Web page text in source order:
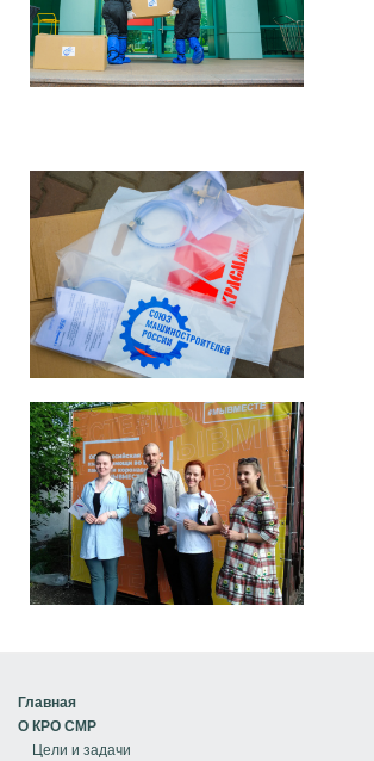
Главная
О КРО СМР
Цели и задачи